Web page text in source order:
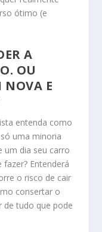
ótimo (e
A
OU
NOVA E
entenda como
uma minoria
um dia seu carro
Entenderá
o risco de cair
consertar o
de tudo que pode